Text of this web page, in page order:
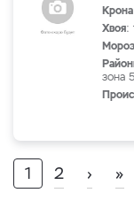
Крона
Хвоя:
зона
1 2 › »